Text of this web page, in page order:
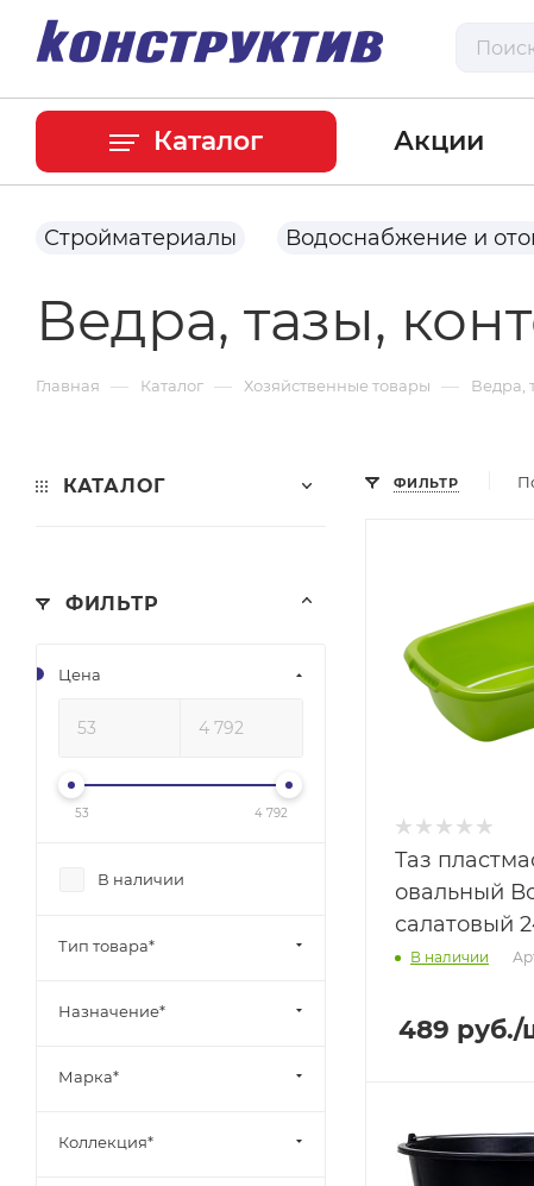
Каталог Акции
Стройматериалы Водоснабжение и
Ведра, тазы,
Главная — Каталог — Хозяйственные товары — Ведра,
ФИЛЬТР
Таз
овальный
салатовый
В наличии
489 руб./
КАТАЛОГ
ФИЛЬТР
Цена
53 4 792
В наличии
Тип товара*
Назначение*
Марка*
Коллекция*